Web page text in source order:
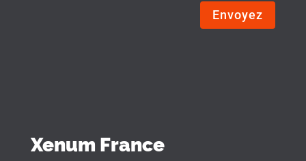
Envoyez
Xenum France